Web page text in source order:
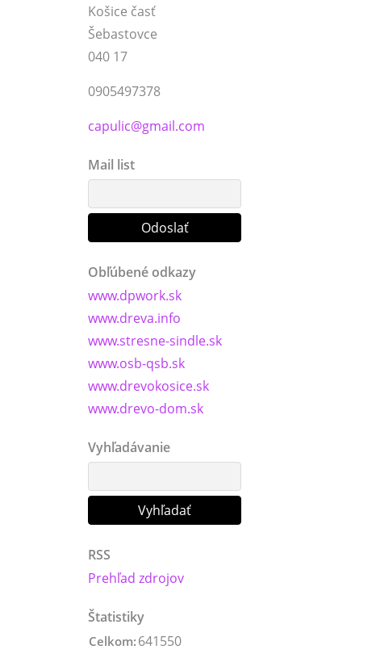
Košice časť
Šebastovce
040 17
0905497378
capulic@gmail.com
Mail list
Obľúbené odkazy
www.dpwork.sk
www.dreva.info
www.stresne-sindle.sk
www.osb-qsb.sk
www.drevokosice.sk
www.drevo-dom.sk
Vyhľadávanie
RSS
Prehľad zdrojov
Štatistiky
Celkom: 641550